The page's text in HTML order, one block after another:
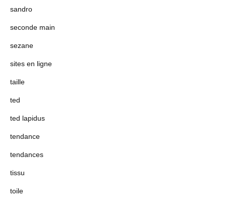
sandro
seconde main
sezane
sites en ligne
taille
ted
ted lapidus
tendance
tendances
tissu
toile